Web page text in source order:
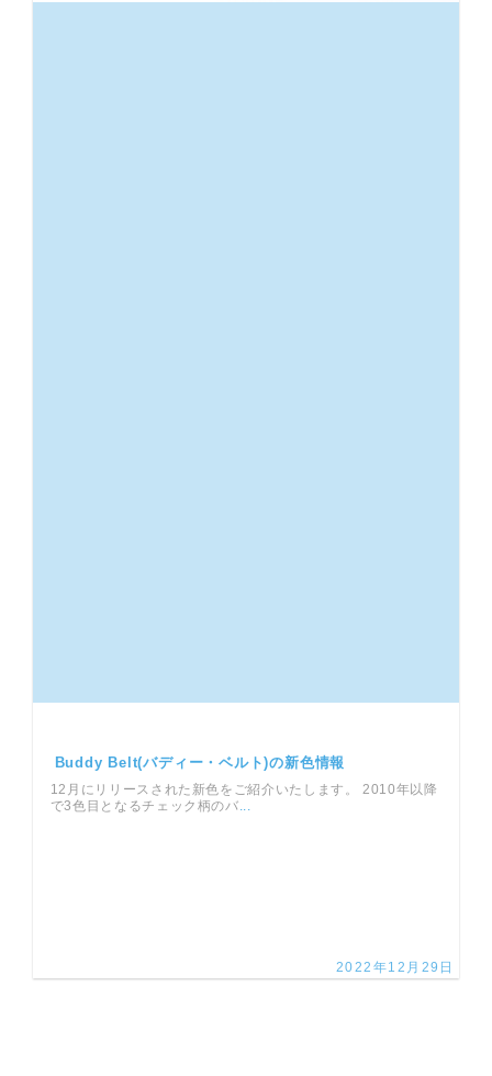
Buddy Belt(バディー・ベルト)の新色情報
12月にリリースされた新色をご紹介いたします。 2010年以降
で3色目となるチェック柄のバ...
2022年12月29日